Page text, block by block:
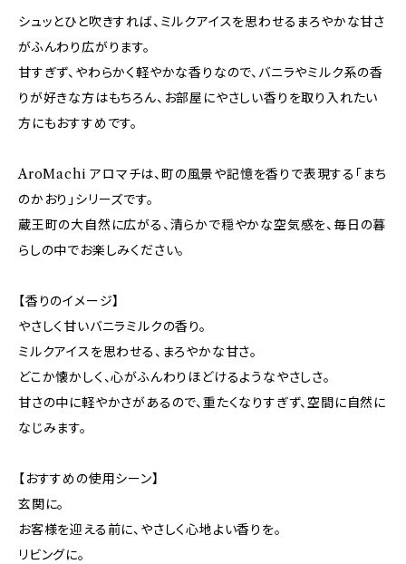
シュッとひと吹きすれば、ミルクアイスを思わせるまろやかな甘さ
がふんわり広がります。
甘すぎず、やわらかく軽やかな香りなので、バニラやミルク系の香
りが好きな方はもちろん、お部屋にやさしい香りを取り入れたい
方にもおすすめです。
AroMachi アロマチは、町の風景や記憶を香りで表現する「まち
のかおり」シリーズです。
蔵王町の大自然に広がる、清らかで穏やかな空気感を、毎日の暮
らしの中でお楽しみください。
【香りのイメージ】
やさしく甘いバニラミルクの香り。
ミルクアイスを思わせる、まろやかな甘さ。
どこか懐かしく、心がふんわりほどけるようなやさしさ。
甘さの中に軽やかさがあるので、重たくなりすぎず、空間に自然に
なじみます。
【おすすめの使用シーン】
玄関に。
お客様を迎える前に、やさしく心地よい香りを。
リビングに。